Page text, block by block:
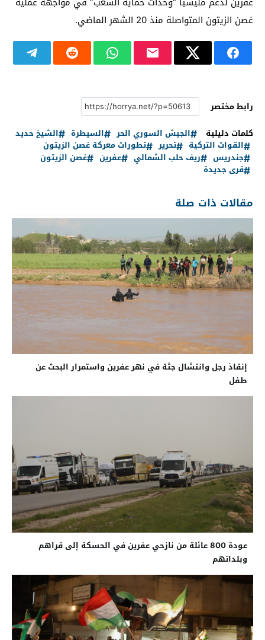
غصن الزيتون المتواصلة منذ 20 الشهر الماضي.
رابط مختصر
كلمات دليلية
الجيش السوري الحر السيطرة
الشيخ حديد
القوات التركية
تحرير
تطورات معركة غصن الزيتون
جندريس
ريف حلب الشمالي عفرين
غصن الزيتون
قرى جديدة
مقالات ذات صلة
إنقاذ رجل وانتشال جثة في نهر عفرين واستمرار البحث عن
طفل
عودة 800 عائلة من نازحي عفرين في الحسكة إلى قراهم
وبلداتهم